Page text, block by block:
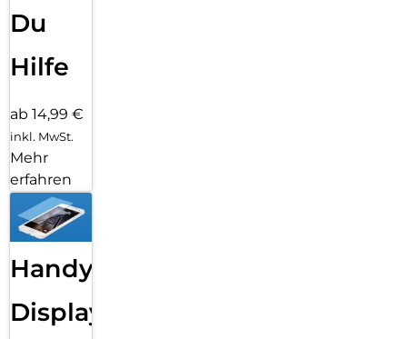
Du
Hilfe
ab 14,99 €
inkl. MwSt.
Mehr
erfahren
Handy
Displayfolie